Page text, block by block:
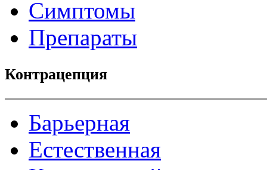
Симптомы
Препараты
Контрацепция
Барьерная
Естественная